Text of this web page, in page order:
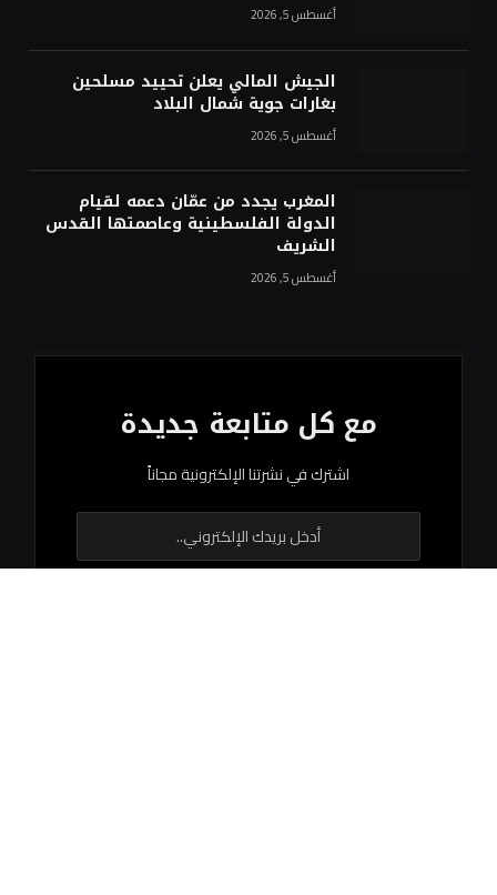
أغسطس 5, 2026
الجيش المالي يعلن تحييد مسلحين
بغارات جوية شمال البلاد
أغسطس 5, 2026
المغرب يجدد من عمّان دعمه لقيام
الدولة الفلسطينية وعاصمتها القدس
الشريف
أغسطس 5, 2026
مع كل متابعة جديدة
اشترك في نشرتنا الإلكترونية مجاناً